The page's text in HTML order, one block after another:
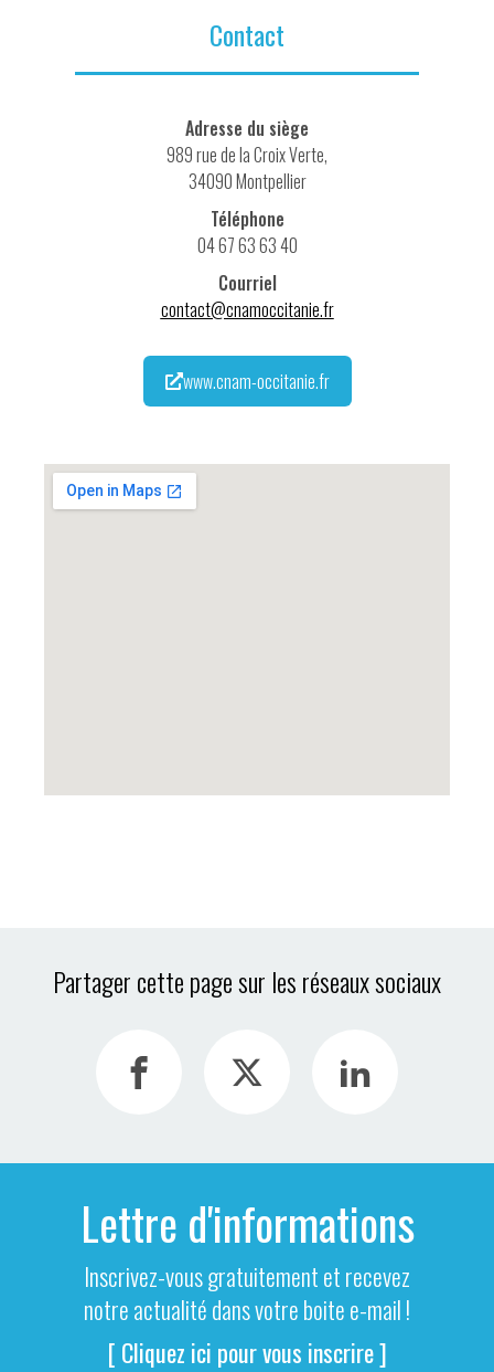
Contact
Adresse du siège
989 rue de la Croix Verte,
34090 Montpellier
Téléphone
04 67 63 63 40
Courriel
contact@cnamoccitanie.fr
www.cnam-occitanie.fr
Partager cette page sur les réseaux sociaux
Lettre d'informations
Inscrivez-vous gratuitement et recevez
notre actualité dans votre boite e-mail !
[ Cliquez ici pour vous inscrire ]